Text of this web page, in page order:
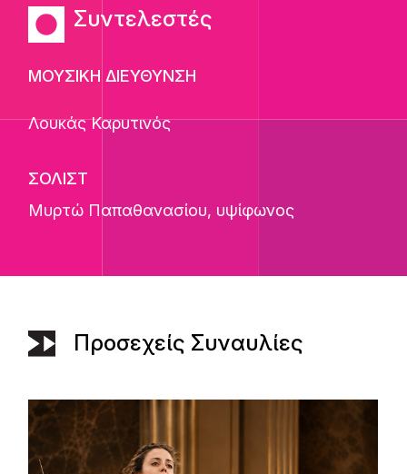
Συντελεστές
ΜΟΥΣΙΚΗ ΔΙΕΥΘΥΝΣΗ
Λουκάς Καρυτινός
ΣΟΛΙΣΤ
Μυρτώ Παπαθανασίου, υψίφωνος
Προσεχείς Συναυλίες